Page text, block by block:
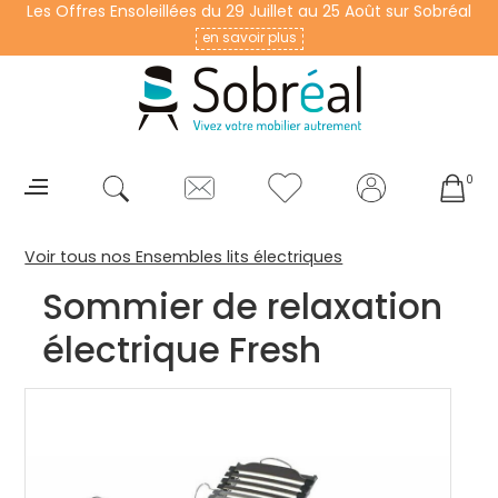
Les Offres Ensoleillées du 29 Juillet au 25 Août sur Sobréal
en savoir plus
0
Voir tous nos Ensembles lits électriques
Sommier de relaxation
électrique Fresh